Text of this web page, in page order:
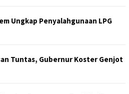
Ungkap Penyalahgunaan LPG
Tuntas, Gubernur Koster Genjot